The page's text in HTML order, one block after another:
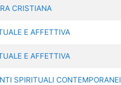
CRISTIANA
E AFFETTIVA
E AFFETTIVA
SPIRITUALI CONTEMPORANEI